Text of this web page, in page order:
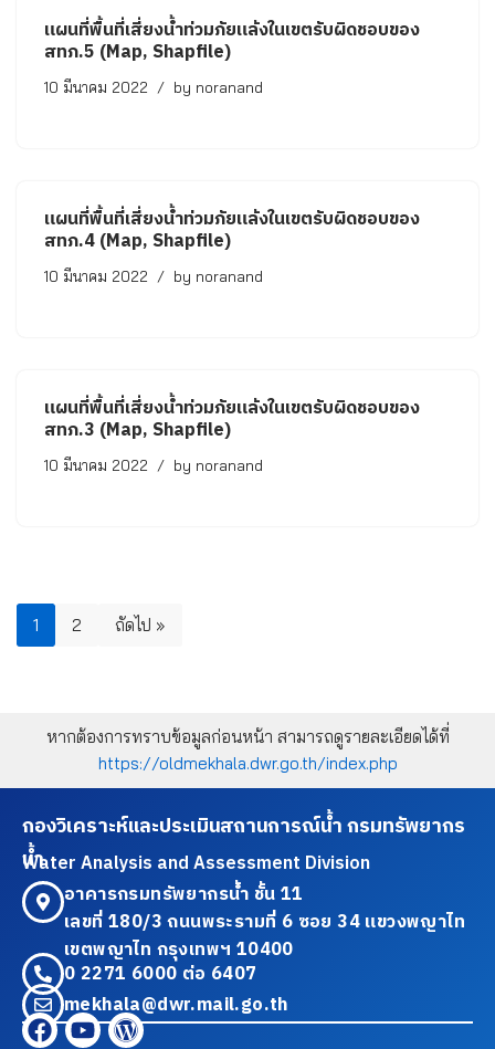
แผนที่พื้นที่เสี่ยงน้ำท่วมภัยแล้งในเขตรับผิดชอบของ
สทภ.5 (Map, Shapfile)
10 มีนาคม 2022 by noranand
แผนที่พื้นที่เสี่ยงน้ำท่วมภัยแล้งในเขตรับผิดชอบของ
สทภ.4 (Map, Shapfile)
10 มีนาคม 2022 by noranand
แผนที่พื้นที่เสี่ยงน้ำท่วมภัยแล้งในเขตรับผิดชอบของ
สทภ.3 (Map, Shapfile)
10 มีนาคม 2022 by noranand
1 2 ถัดไป »
หากต้องการทราบข้อมูลก่อนหน้า สามารถดูรายละเอียดได้ที่
https://oldmekhala.dwr.go.th/index.php
กองวิเคราะห์และประเมินสถานการณ์น้ำ กรมทรัพยากร
น้ำ
Water Analysis and Assessment Division
อาคารกรมทรัพยากรน้ำ ชั้น 11
เลขที่ 180/3 ถนนพระรามที่ 6 ซอย 34 แขวงพญาไท
เขตพญาไท กรุงเทพฯ 10400
0 2271 6000 ต่อ 6407
mekhala@dwr.mail.go.th